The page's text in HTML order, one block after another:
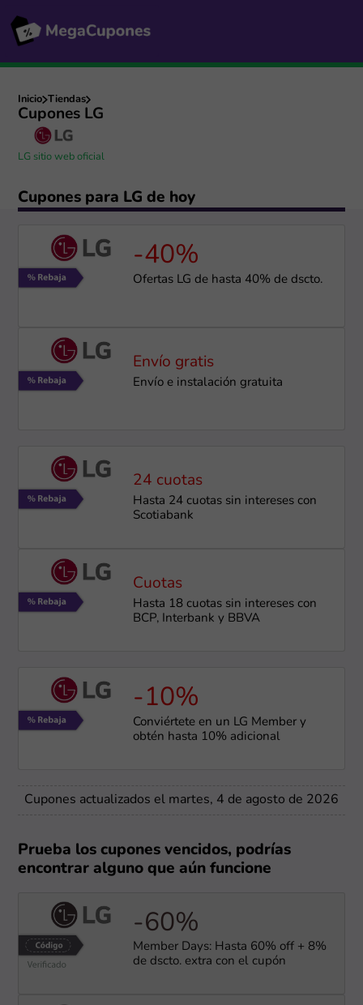
Inicio Tiendas
Cupones LG
LG sitio web oficial
Cupones para LG de hoy
-40%
Ofertas LG de hasta 40% de dscto.
Envío gratis
Envío e instalación ​gratuita
24 cuotas
Hasta 24 cuotas sin intereses con
Scotiabank
Cuotas
Hasta 18 cuotas sin intereses con
BCP, Interbank y BBVA
-10%
Conviértete en un LG Member y
obtén hasta 10% adicional
Cupones actualizados el martes, 4 de agosto de 2026
Prueba los cupones vencidos, podrías
encontrar alguno que aún funcione
-60%
Member Days: Hasta 60% off + 8%
de dscto. extra con el cupón